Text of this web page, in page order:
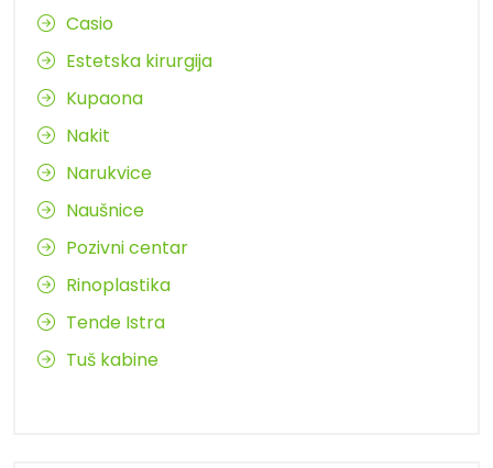
Casio
Estetska kirurgija
Kupaona
Nakit
Narukvice
Naušnice
Pozivni centar
Rinoplastika
Tende Istra
Tuš kabine